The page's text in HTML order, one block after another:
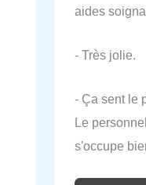
aides
- Très jolie.
- Ça sent le
Le
s'occupe